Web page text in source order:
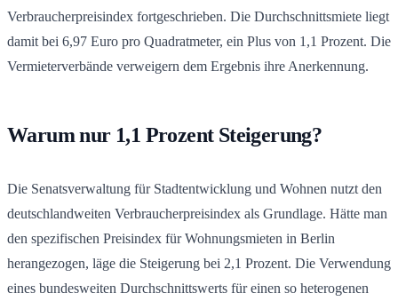
Verbraucherpreisindex fortgeschrieben. Die Durchschnittsmiete liegt
damit bei 6,97 Euro pro Quadratmeter, ein Plus von 1,1 Prozent. Die
Vermieterverbände verweigern dem Ergebnis ihre Anerkennung.
Warum nur 1,1 Prozent Steigerung?
Die Senatsverwal­tung für Stadtentwicklung und Wohnen nutzt den
deutschlandweiten Verbraucherpreisindex als Grundlage. Hätte man
den spezifischen Preisindex für Wohnungsmieten in Berlin
herangezogen, läge die Steigerung bei 2,1 Prozent. Die Verwendung
eines bundesweiten Durchschnittswerts für einen so heterogenen